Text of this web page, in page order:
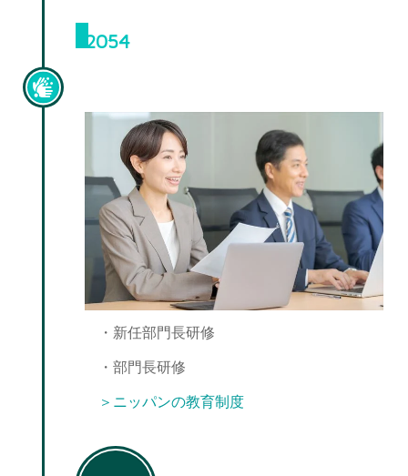
2054
・新任部門長研修
・部門長研修
＞ニッパンの教育制度